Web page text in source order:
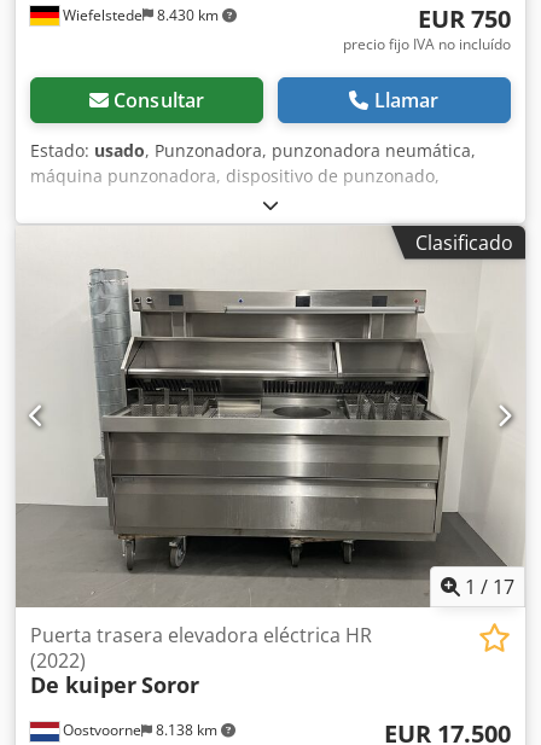
Wiefelstede 8.430 km EUR 750
precio fijo IVA no incluído
Consultar Llamar
Estado: usado, Punzonadora, punzonadora neumática,
máquina punzonadora, dispositivo de punzonado,
máquina perforadora, punzonadora neumática manual -
Fabricante: DE-STA-CO, punzonadora neumática -Tipo: 040
0210 -Punzón integrado: Ø 2,5 mm -Salida máxima: 25 mm
-Dimensiones: 190/200/A510 mm Dcedpfxofwx Uyo Aa Eok -
Peso: 24 kg
Clasificado
1 / 17
Oostvoorne 8.138 km
Puerta trasera elevadora eléctrica HR
(2022)
De kuiperSoror
EUR 17.500